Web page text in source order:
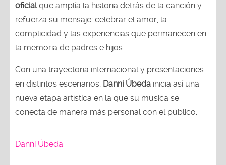
oficialque amplía la historia detrás de la canción y
refuerza su mensaje: celebrar el amor, la
complicidad y las experiencias que permanecen en
la memoria de padres e hijos.
Con una trayectoria internacional y presentaciones
en distintos escenarios, Danni Úbeda inicia así una
nueva etapa artística en la que su música se
conecta de manera más personal con el público.
Danni Úbeda